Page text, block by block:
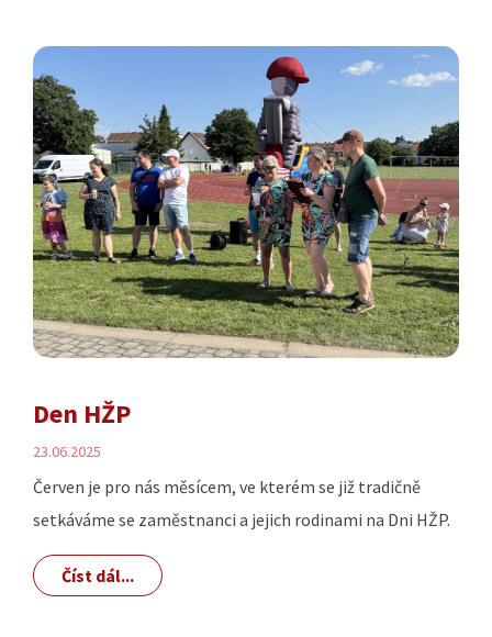
Den HŽP
23.06.2025
Červen je pro nás měsícem, ve kterém se již tradičně
setkáváme se zaměstnanci a jejich rodinami na Dni HŽP.
Číst dál...